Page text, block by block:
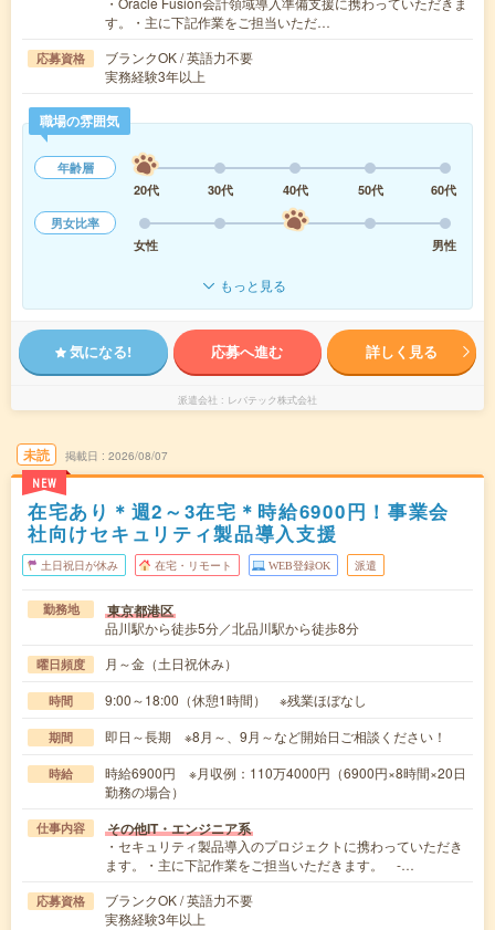
す。・主に下記作業をご担当いただ…
応募資格
ブランクOK / 英語力不要
実務経験3年以上
職場の雰囲気
年齢層
20代
30代 40代 50代
60代
男女比率
女性
男性
もっと見る
気になる! 応募へ進む 詳しく見る
派遣会社 レバテック株式会社
未読
NEW
掲載日 2026/08/07
在宅あり＊週2～3在宅＊時給6900円！事業会
社向けセキュリティ製品導入支援
土日祝日が休み 在宅・リモート WEB登録OK 派遣
勤務地 東京都港区
品川駅から徒歩5分／北品川駅から徒歩8分
曜日頻度 月～金（土日祝休み）
時間 9:00～18:00（休憩1時間） ※残業ほぼなし
期間 即日～長期 ※8月～、9月～など開始日ご相談ください！
時給
時給6900円 ※月収例：110万4000円（6900円×8時間×20日
勤務の場合）
仕事内容 その他IT・エンジニア系
・セキュリティ製品導入のプロジェクトに携わっていただき
ます。・主に下記作業をご担当いただきます。 -…
応募資格
ブランクOK / 英語力不要
実務経験3年以上